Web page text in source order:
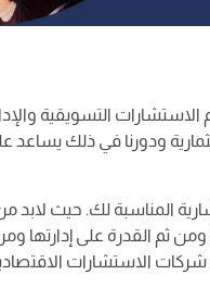
التسويقية
ودورنا في ذلك يساعد
المناسبة لك. حيث لابد
ومن ثم القدرة على إدارتها
شركات الاستشارات